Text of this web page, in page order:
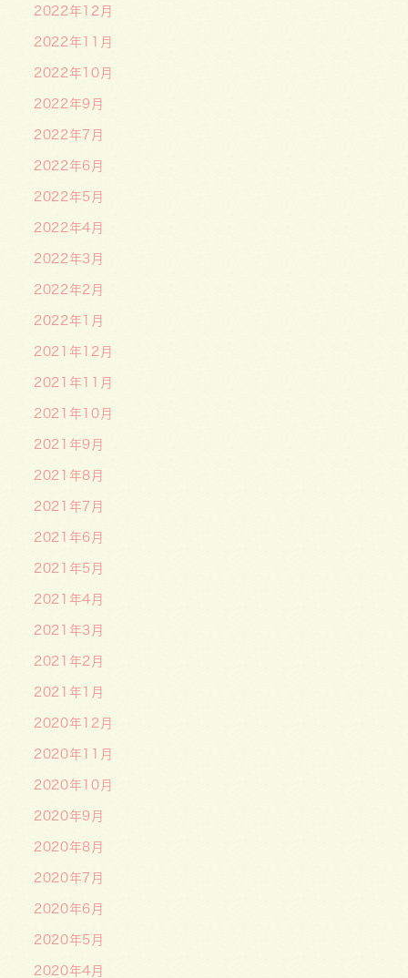
2022年12月
2022年11月
2022年10月
2022年9月
2022年7月
2022年6月
2022年5月
2022年4月
2022年3月
2022年2月
2022年1月
2021年12月
2021年11月
2021年10月
2021年9月
2021年8月
2021年7月
2021年6月
2021年5月
2021年4月
2021年3月
2021年2月
2021年1月
2020年12月
2020年11月
2020年10月
2020年9月
2020年8月
2020年7月
2020年6月
2020年5月
2020年4月